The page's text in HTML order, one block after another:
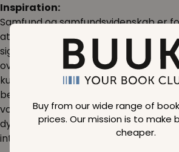
Buy from our wide range of
prices. Our mission is to make
cheaper.
Inspiration:
Samfund og samfundsvidenskab er
at forstå, hvordan vores samfund
sig. Det er en fascinerende kategori,
over mange discipliner som
kultur. Ved at dykke ned i
bedre forstå de strukturer og
vores dagligdag. Du vil også kunne
dynamikker, som former vores
interaktioner.